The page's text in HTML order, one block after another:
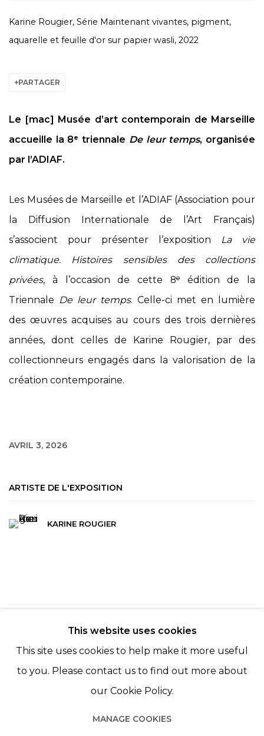
Karine Rougier, Série Maintenant vivantes, pigment,
aquarelle et feuille d'or sur papier wasli, 2022
PARTAGER
Le [mac] Musée d’art contemporain de Marseille
accueille la 8ᵉ triennale De leur temps, organisée
par l’ADIAF.
Les Musées de Marseille et l’ADIAF (Association pour
la Diffusion Internationale de l’Art Français)
s’associent pour présenter l’exposition
La vie
climatique. Histoires sensibles des collections
privées, à l’occasion de cette 8ᵉ édition de la
Triennale De leur temps. Celle-ci met en lumière
des œuvres acquises au cours des trois dernières
années, dont celles de Karine Rougier, par des
collectionneurs engagés dans la valorisation de la
création contemporaine.
AVRIL 3, 2026
ARTISTE DE L'EXPOSITION
KARINE ROUGIER
RETOUR
This website uses cookies
This site uses cookies to help make it more useful
to you. Please contact us to find out more about
our Cookie Policy.
MANAGE COOKIES